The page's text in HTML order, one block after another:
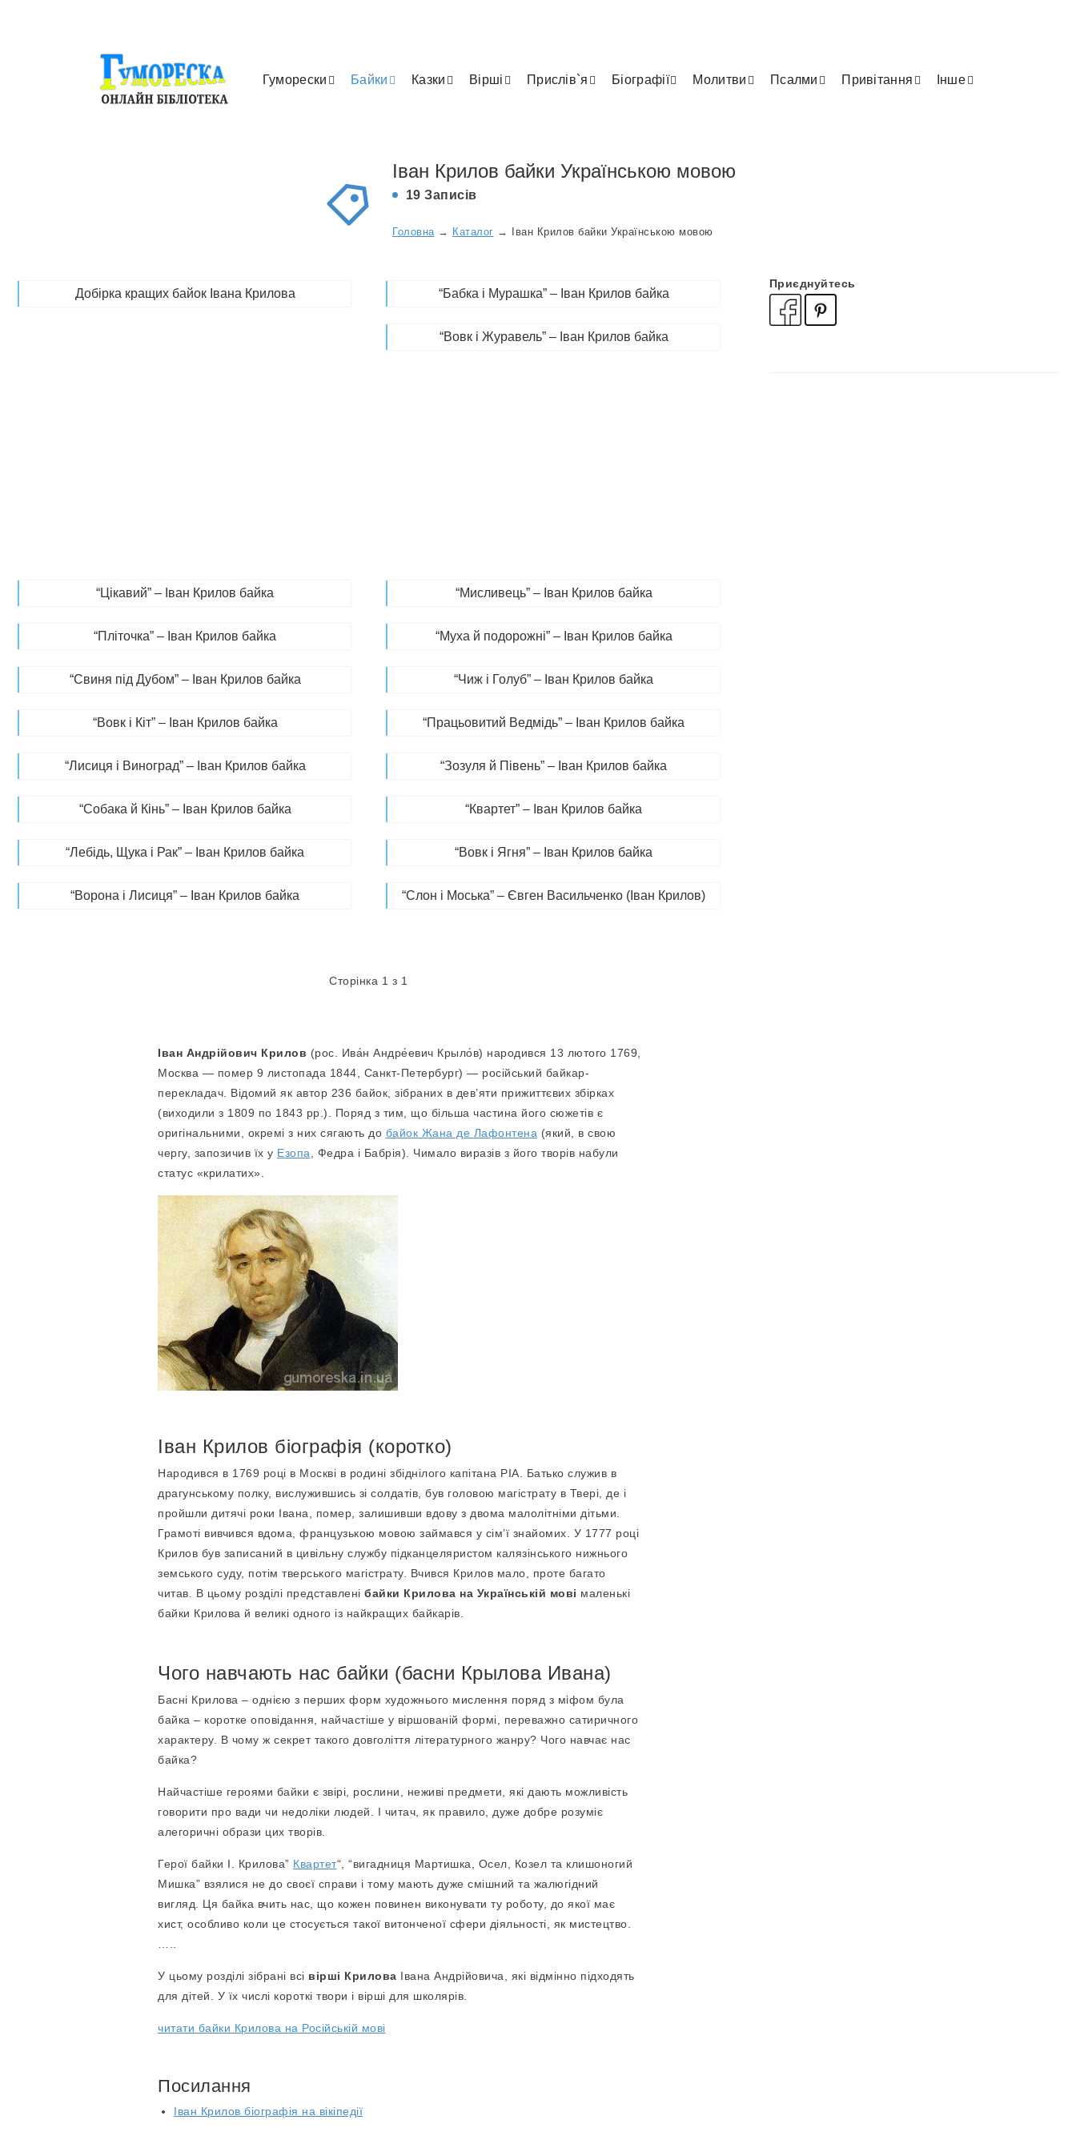
Гуморески Байки Казки Вірші Прислів`я Біографії Молитви Псалми Привітання Інше
Іван Крилов байки Українською мовою
19 Записів
Головна→ Каталог → Іван Крилов байки Українською мовою
Добірка кращих байок Івана Крилова “Бабка і Мурашка” – Іван Крилов байка
“Вовк і Журавель” – Іван Крилов байка
“Цікавий” – Іван Крилов байка “Мисливець” – Іван Крилов байка
“Пліточка” – Іван Крилов байка “Муха й подорожні” – Іван Крилов байка
“Свиня під Дубом” – Іван Крилов байка “Чиж і Голуб” – Іван Крилов байка
“Вовк і Кіт” – Іван Крилов байка “Працьовитий Ведмідь” – Іван Крилов байка
“Лисиця і Виноград” – Іван Крилов байка “Зозуля й Півень” – Іван Крилов байка
“Собака й Кінь” – Іван Крилов байка “Квартет” – Іван Крилов байка
“Лебідь, Щука і Рак” – Іван Крилов байка “Вовк і Ягня” – Іван Крилов байка
“Ворона і Лисиця” – Іван Крилов байка “Слон і Моська” – Євген Васильченко (Іван Крилов)
Сторінка 1 з 1
Приєднуйтесь
Іван Андрійович Крилов (рос. Ива́н Андре́евич Крыло́в) народився 13 лютого 1769,
Москва — помер 9 листопада 1844, Санкт-Петербург) — російський байкар-
перекладач. Відомий як автор 236 байок, зібраних в дев’яти прижиттєвих збірках
(виходили з 1809 по 1843 рр.). Поряд з тим, що більша частина його сюжетів є
оригінальними, окремі з них сягають до байок Жана де Лафонтена (який, в свою
чергу, запозичив їх у Езопа , Федра і Бабрія). Чимало виразів з його творів набули
статус «крилатих».
Іван Крилов біографія (коротко)
Народився в 1769 році в Москві в родині збіднілого капітана РІА. Батько служив в
драгунському полку, вислужившись зі солдатів, був головою магістрату в Твері, де і
пройшли дитячі роки Івана, помер, залишивши вдову з двома малолітніми дітьми.
Грамоті вивчився вдома, французькою мовою займався у сім’ї знайомих. У 1777 році
Крилов був записаний в цивільну службу підканцеляристом калязінського нижнього
земського суду, потім тверського магістрату. Вчився Крилов мало, проте багато
читав. В цьому розділі представлені байки Крилова на Українській мові маленькі
байки Крилова й великі одного із найкращих байкарів.
Чого навчають нас байки (басни Крылова Ивана)
Басні Крилова – однією з перших форм художнього мислення поряд з міфом була
байка – коротке оповідання, найчастіше у віршованій формі, переважно сатиричного
характеру. В чому ж секрет такого довголіття літературного жанру? Чого навчає нас
байка?
Найчастіше героями байки є звірі, рослини, неживі предмети, які дають можливість
говорити про вади чи недоліки людей. І читач, як правило, дуже добре розуміє
алегоричні образи цих творів.
Герої байки І. Крилова” Квартет“, “вигадниця Мартишка, Осел, Козел та клишоногий
Мишка” взялися не до своєї справи і тому мають дуже смішний та жалюгідний
вигляд. Ця байка вчить нас, що кожен повинен виконувати ту роботу, до якої має
хист, особливо коли це стосується такої витонченої сфери діяльності, як мистецтво.
У цьому розділі зібрані всі вірші Крилова Івана Андрійовича, які відмінно підходять
для дітей. У їх числі короткі твори і вірші для школярів.
читати байки Крилова на Російській мові
Посилання
Іван Крилов біографія на вікіпедії